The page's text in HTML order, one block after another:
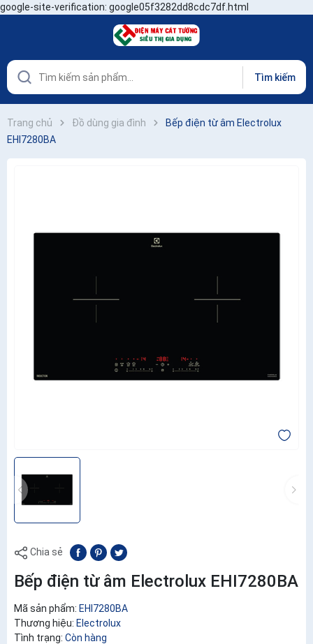
google-site-verification: google05f3282dd8cdc7df.html
Tìm kiếm
Trang chủ Đồ dùng gia đình
Bếp điện từ âm Electrolux
EHI7280BA
Chia sẻ
Bếp điện từ âm Electrolux EHI7280BA
Mã sản phẩm: EHI7280BA
Thương hiệu: Electrolux
Tình trạng: Còn hàng